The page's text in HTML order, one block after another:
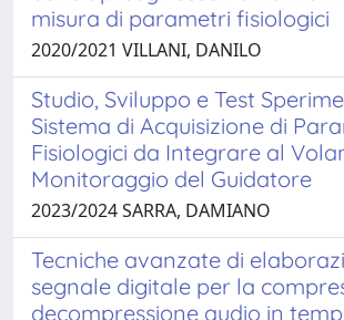
misura di parametri fisiologici
2020/2021 VILLANI, DANILO
Studio, Sviluppo e Test
Sistema di Acquisizione di
Fisiologici da Integrare al
Monitoraggio del Guidatore
2023/2024 SARRA, DAMIANO
Tecniche avanzate di
segnale digitale per la
decompressione audio in